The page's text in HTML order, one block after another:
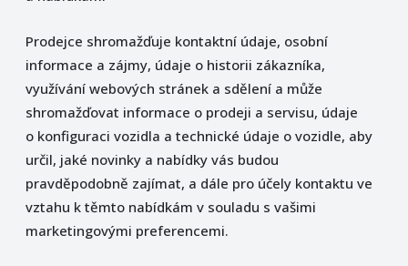
Prodejce shromažďuje kontaktní údaje, osobní
informace a zájmy, údaje o historii zákazníka,
využívání webových stránek a sdělení a může
shromažďovat informace o prodeji a servisu, údaje
o konfiguraci vozidla a technické údaje o vozidle, aby
určil, jaké novinky a nabídky vás budou
pravděpodobně zajímat, a dále pro účely kontaktu ve
vztahu k těmto nabídkám v souladu s vašimi
marketingovými preferencemi.